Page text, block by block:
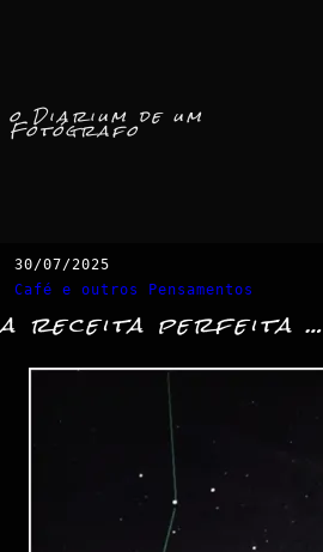
o Diarium de um
Fotógrafo
30/07/2025
Café e outros Pensamentos
a receita perfeita …